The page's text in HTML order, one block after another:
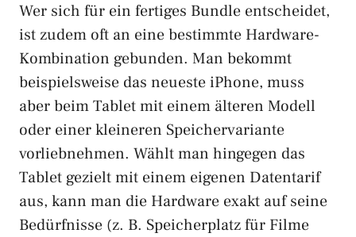
Wer sich für ein fertiges Bundle entscheidet,
ist zudem oft an eine bestimmte Hardware-
Kombination gebunden. Man bekommt
beispielsweise das neueste iPhone, muss
aber beim Tablet mit einem älteren Modell
oder einer kleineren Speichervariante
vorliebnehmen. Wählt man hingegen das
Tablet gezielt mit einem eigenen Datentarif
aus, kann man die Hardware exakt auf seine
Bedürfnisse (z. B. Speicherplatz für Filme